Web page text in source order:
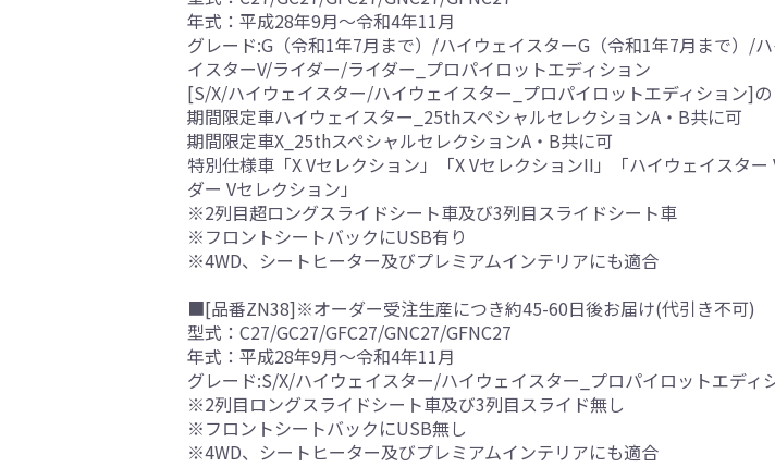
年式：平成28年9月～令和4年11月
グレード:G（令和1年7月まで）/ハイウェイスターG（令和1年7月まで）/
イスターV/ライダー/ライダー_プロパイロットエディション
[S/X/ハイウェイスター/ハイウェイスター_プロパイロットエディション]
期間限定車ハイウェイスター_25thスペシャルセレクションA・B共に可
期間限定車X_25thスペシャルセレクションA・B共に可
特別仕様車「X Vセレクション」「X VセレクションII」「ハイウェイスタ
ダー Vセレクション」
※2列目超ロングスライドシート車及び3列目スライドシート車
※フロントシートバックにUSB有り
※4WD、シートヒーター及びプレミアムインテリアにも適合
■[品番ZN38]※オーダー受注生産につき約45-60日後お届け(代引き不可)
型式：C27/GC27/GFC27/GNC27/GFNC27
年式：平成28年9月～令和4年11月
グレード:S/X/ハイウェイスター/ハイウェイスター_プロパイロットエディ
※2列目ロングスライドシート車及び3列目スライド無し
※フロントシートバックにUSB無し
※4WD、シートヒーター及びプレミアムインテリアにも適合